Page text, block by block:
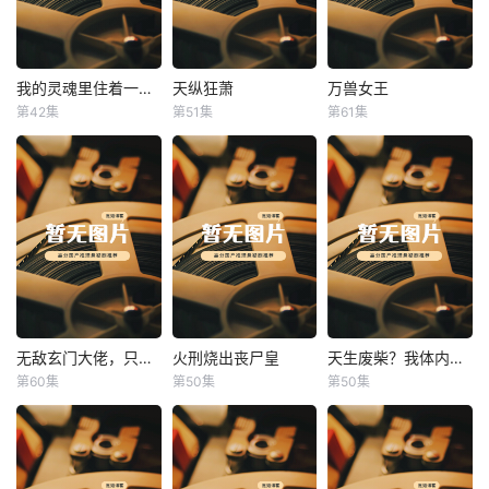
我的灵魂里住着一条龙 我的灵魂里住着一条龙
第42集
天纵狂萧
天纵狂萧
第51集
万兽女王
万兽女王
第61集
无敌玄门大佬，只听姐姐的话 无敌玄门大佬，只听姐姐的话
第60集
火刑烧出丧尸皇
火刑烧出丧尸皇
第50集
天生废柴？我体内有神血 天生废柴？我体内有神血
第50集